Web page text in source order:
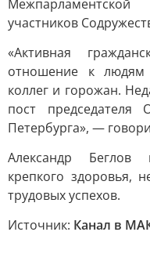
участников
«Активная
отношение к людям
коллег и горожан.
пост председателя
Петербурга», —
Александр Беглов
крепкого здоровья,
трудовых успехов.
Источник: Канал в